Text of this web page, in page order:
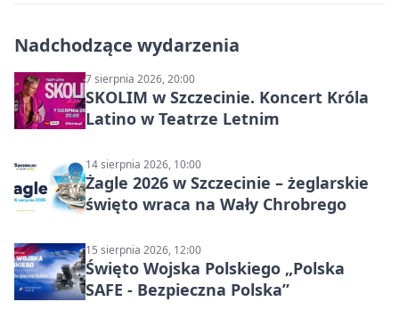
Nadchodzące wydarzenia
7 sierpnia 2026, 20:00
SKOLIM w Szczecinie. Koncert Króla
Latino w Teatrze Letnim
14 sierpnia 2026, 10:00
Żagle 2026 w Szczecinie – żeglarskie
święto wraca na Wały Chrobrego
15 sierpnia 2026, 12:00
Święto Wojska Polskiego „Polska
SAFE - Bezpieczna Polska”